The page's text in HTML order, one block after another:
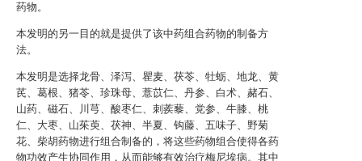
药物。
本发明的另一目的就是提供了该中药组合药物的制备方
法。
本发明是选择龙骨、泽泻、瞿麦、茯苓、牡蛎、地龙、黄
芪、葛根、猪苓、珍珠母、薏苡仁、丹参、白术、赭石、
山药、磁石、川芎、酸枣仁、刺蒺藜、党参、牛膝、桃
仁、大枣、山茱萸、茯神、半夏、钩藤、五味子、野菊
花、柴胡药物进行组合制备的，将这些药物组合使得各药
物功效产生协同作用，从而能够有效治疗梅尼埃病。其中